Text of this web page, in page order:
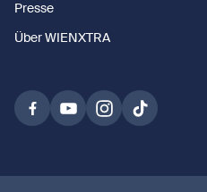
Presse
Über WIENXTRA